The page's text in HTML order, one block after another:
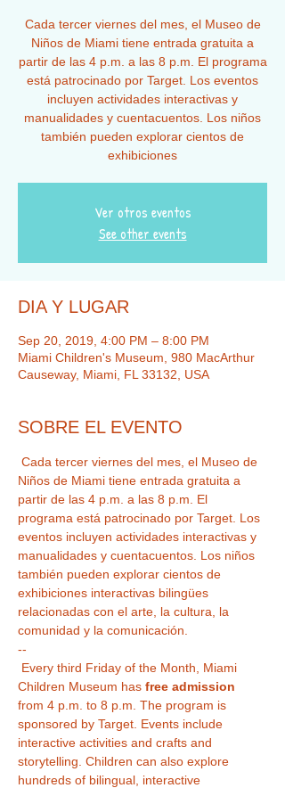
Cada tercer viernes del mes, el Museo de
Niños de Miami tiene entrada gratuita a
partir de las 4 p.m. a las 8 p.m. El programa
está patrocinado por Target. Los eventos
incluyen actividades interactivas y
manualidades y cuentacuentos. Los niños
también pueden explorar cientos de
exhibiciones
Ver otros eventos
See other events
DIA Y LUGAR
Sep 20, 2019, 4:00 PM – 8:00 PM
Miami Children's Museum, 980 MacArthur
Causeway, Miami, FL 33132, USA
SOBRE EL EVENTO
Cada tercer viernes del mes, el Museo de
Niños de Miami tiene entrada gratuita a
partir de las 4 p.m. a las 8 p.m. El
programa está patrocinado por Target. Los
eventos incluyen actividades interactivas y
manualidades y cuentacuentos. Los niños
también pueden explorar cientos de
exhibiciones interactivas bilingües
relacionadas con el arte, la cultura, la
comunidad y la comunicación.
--
Every third Friday of the Month, Miami
Children Museum has free admission
from 4 p.m. to 8 p.m. The program is
sponsored by Target. Events include
interactive activities and crafts and
storytelling. Children can also explore
hundreds of bilingual, interactive